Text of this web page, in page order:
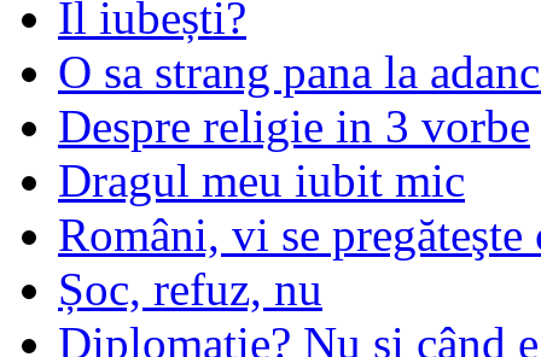
Îl iubești?
O sa strang pana la
Despre religie in 3 vorbe
Dragul meu iubit mic
Români, vi se pregăteşte
Șoc, refuz, nu
Diplomaţie? Nu şi când